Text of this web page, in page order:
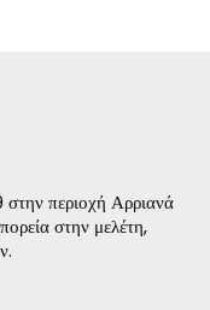
περιοχή Αρριανά
στην μελέτη,